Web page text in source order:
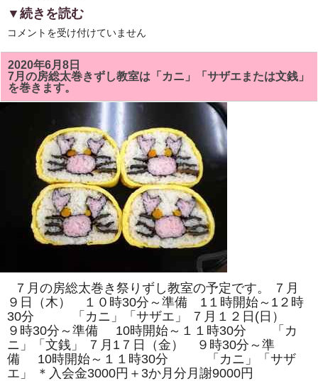
▼続きを読む
1
月
の
房
総
太
巻
「「ト
体
室
も
あ
り
ま
す。
は
コメントを受け付けていません
2020年6月8日
7月の房総太巻きずし教室は「カニ」「サザエまたは文銭」
を巻きます。
７月の房総太巻き祭りずし教室の予定です。 ７月
９日（木） １０時30分～準備 1１時開始～1２時
30分 「カニ」「サザエ」 ７月１２日(日）
９時30分～準備 10時開始～１１時30分 「カ
ニ」「文銭」 ７月1７日（金） ９時30分～準
備 10時開始～１１時30分 「カニ」「サザ
エ」 ＊入会金3000円＋3か月分月謝9000円